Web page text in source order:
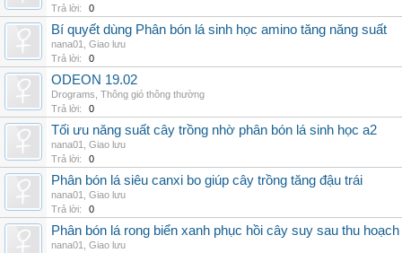
Trả lời:
0
Bí quyết dùng Phân bón lá sinh học amino tăng năng suất
nana01
Giao lưu
Trả lời:
0
ODEON 19.02
Drograms Thông gió thông thường
Trả lời:
0
Tối ưu năng suất cây trồng nhờ phân bón lá sinh học a2
nana01
Giao lưu
Trả lời:
0
Phân bón lá siêu canxi bo giúp cây trồng tăng đậu trái
nana01
Giao lưu
Trả lời:
0
Phân bón lá rong biển xanh phục hồi cây suy sau thu hoạch
nana01
Giao lưu